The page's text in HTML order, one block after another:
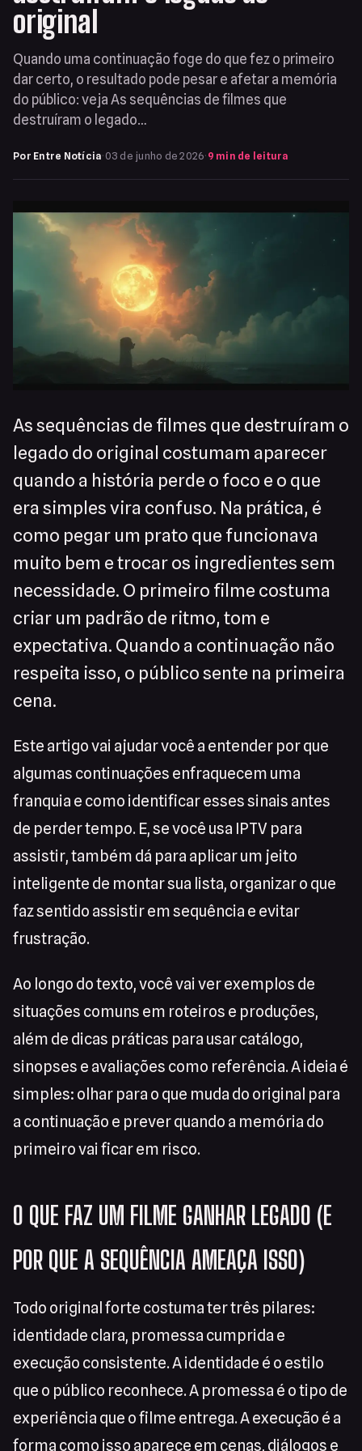
original
Quando uma continuação foge do que fez o primeiro
dar certo, o resultado pode pesar e afetar a memória
do público: veja As sequências de filmes que
destruíram o legado…
Por Entre Notícia· 03 de junho de 2026· 9 min de leitura
As sequências de filmes que destruíram o
legado do original costumam aparecer
quando a história perde o foco e o que
era simples vira confuso. Na prática, é
como pegar um prato que funcionava
muito bem e trocar os ingredientes sem
necessidade. O primeiro filme costuma
criar um padrão de ritmo, tom e
expectativa. Quando a continuação não
respeita isso, o público sente na primeira
cena.
Este artigo vai ajudar você a entender por que
algumas continuações enfraquecem uma
franquia e como identificar esses sinais antes
de perder tempo. E, se você usa IPTV para
assistir, também dá para aplicar um jeito
inteligente de montar sua lista, organizar o que
faz sentido assistir em sequência e evitar
frustração.
Ao longo do texto, você vai ver exemplos de
situações comuns em roteiros e produções,
além de dicas práticas para usar catálogo,
sinopses e avaliações como referência. A ideia é
simples: olhar para o que muda do original para
a continuação e prever quando a memória do
primeiro vai ficar em risco.
O QUE FAZ UM FILME GANHAR LEGADO (E
POR QUE A SEQUÊNCIA AMEAÇA ISSO)
Todo original forte costuma ter três pilares:
identidade clara, promessa cumprida e
execução consistente. A identidade é o estilo
que o público reconhece. A promessa é o tipo de
experiência que o filme entrega. A execução é a
forma como isso aparece em cenas, diálogos e